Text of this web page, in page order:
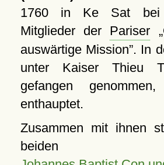
1760 in Ke Sat bei
Mitglieder der Pariser
auswärtige Mission . In
unter Kaiser Thieu
gefangen
enthauptet.
Zusammen mit ihnen
beiden